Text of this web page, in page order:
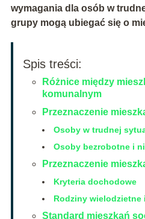
wymagania dla osób w
grupy mogą ubiegać się o
Spis treści:
Różnice między
komunalnym
Przeznaczenie
Osoby w trudnej
Osoby bezrobotne i
Przeznaczenie
Kryteria dochodowe
Rodziny wielodzietne
Standard mieszkań